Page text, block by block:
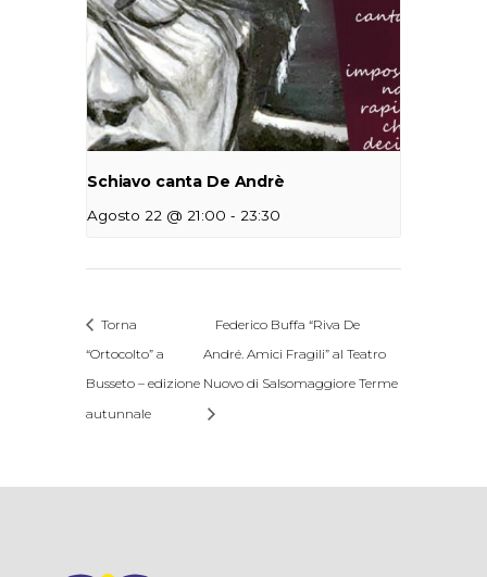
Schiavo canta De Andrè
Agosto 22 @ 21:00 - 23:30
Torna
“Ortocolto” a
Busseto – edizione
autunnale
Federico Buffa “Riva De
André. Amici Fragili” al Teatro
Nuovo di Salsomaggiore Terme